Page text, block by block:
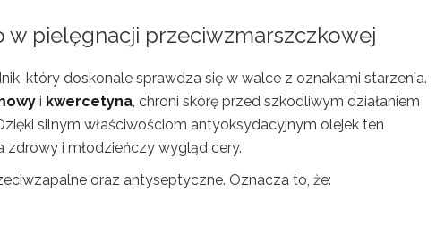
w pielęgnacji przeciwzmarszczkowej
który doskonale sprawdza się w walce z oznakami starzenia.
i kwercetyna, chroni skórę przed szkodliwym działaniem
silnym właściwościom antyoksydacyjnym olejek ten
zdrowy i młodzieńczy wygląd cery.
oraz antyseptyczne. Oznacza to, że: